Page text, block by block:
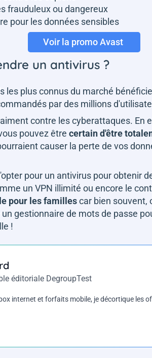
frauduleux ou dangereux
pour les données sensibles
Voir la promo Avast
un antivirus ?
les plus connus du marché
par des millions
contre les cyberattaques. En
pouvez être certain d'être
causer la perte de vos
pour un antivirus pour obtenir
un VPN illimité ou encore le
pour les famillescar bien souvent,
gestionnaire de mots de passe
!
éditoriale DegroupTest
internet et forfaits mobile, je décortique les